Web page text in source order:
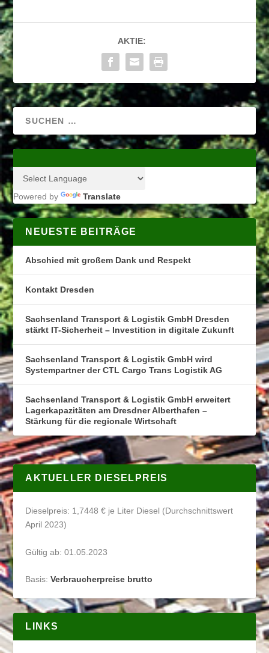
AKTIE:
Powered by Translate
NEUESTE BEITRÄGE
Abschied mit großem Dank und Respekt
Kontakt Dresden
Sachsenland Transport & Logistik GmbH Dresden
stärkt IT-Sicherheit – Investition in digitale Zukunft
Sachsenland Transport & Logistik GmbH wird
Systempartner der CTL Cargo Trans Logistik AG
Sachsenland Transport & Logistik GmbH erweitert
Lagerkapazitäten am Dresdner Alberthafen –
Stärkung für die regionale Wirtschaft
AKTUELLER DIESELPREIS
Dieselpreis: 1,7448 € je Liter Diesel (Durchschnittswert
April 2023)
Gültig ab: 01.05.2023
Basis:Verbraucherpreise brutto
LINKS